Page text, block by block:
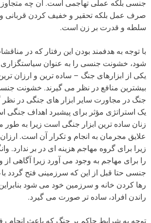
جنسی بلکه عملی تهاجمی است. آن چه
صرف عمل بلکه تحقیر و خفیف کردن قربانی
سلطه و قدرت بر زن است.
با توجه به هدفمند بودن این رفتار که در
شود، خشونت جنسی را به عنوان سیاستگزاری
یکی از ابزارهای جنگ – ساده ترین و ارزان
بیشترین منافع در نظر می گیرند. خشونت
جنگ در مجاورت سایر ابزار های جنگی در
یک استراتژی مؤثر برای پیشبرد اهداف
زنان ساده ترین ابزار جنگی است زیرا به طور
علایق مجرمان به انجام و تکرار آن است.
زیرا برای گروه مهاجم هزینه ای در بر ندارد.
را برای مهاجم به وجود می آورد زیرا آگاهی از
جنسی حتا قبل از این که سرزمینی فتح گردد
رها کردن خانه و سرزمین خود می شود
راندن افراد، ساده تر صورت می گیرد.
توجه به شرایط حاکم بر جنگ که باعث انجام